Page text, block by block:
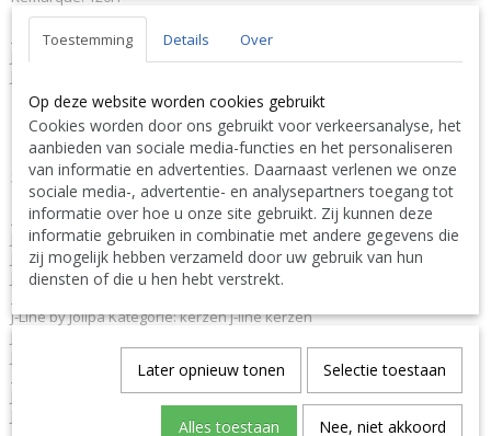
Français :
Nous livrons aussi à l'étranger. N'hésitez pas à nous contacter
||We ship also abroad. Feel free to contact us|| Wir liefern
auch im Ausland. Bitte kontaktieren Sie uns. TEL: 0032 9 378 24
30 orContact Bcosy 1 CLICK HERE !
English:
J-Line by Jolipa Category: candles j-line candle
J Line Cyl. Candle Orange Xl -95H J Line
J-Line cylindric candles
J-Line by Jolipa Kategorie: kerzen j-line kerzen
J Line Zylinderkerze Orange Xl -95S
J-Line by Jolipa Categoria: candele candela j-line
J Line Candela Cilindro Arancia Xl -95O
Toestemming Details Over
Op deze website worden cookies gebruikt
Cookies worden door ons gebruikt voor verkeersanalyse, het
aanbieden van sociale media-functies en het personaliseren
van informatie en advertenties. Daarnaast verlenen we onze
sociale media-, advertentie- en analysepartners toegang tot
informatie over hoe u onze site gebruikt. Zij kunnen deze
informatie gebruiken in combinatie met andere gegevens die
zij mogelijk hebben verzameld door uw gebruik van hun
diensten of die u hen hebt verstrekt.
Later opnieuw tonen Selectie toestaan
Alles toestaan Nee, niet akkoord